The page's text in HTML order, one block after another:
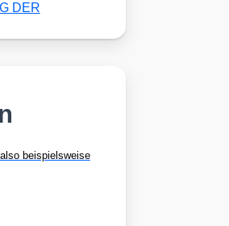
beispielsweise